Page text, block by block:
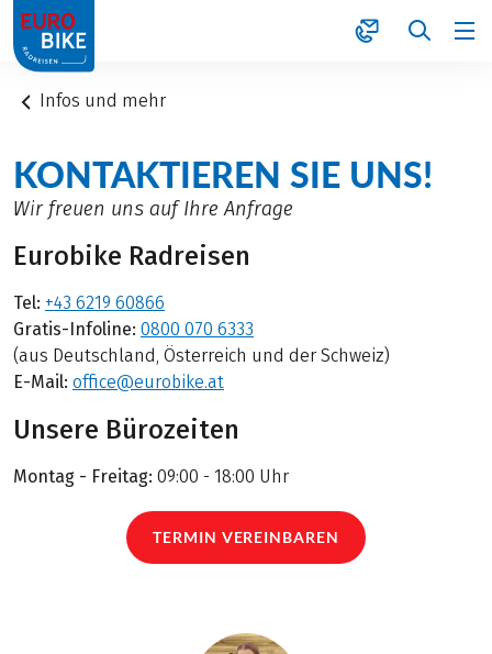
1
Infos und mehr
KONTAKTIEREN SIE UNS!
Wir freuen uns auf Ihre Anfrage
Eurobike Radreisen
Tel: +43 6219 60866
Gratis-Infoline: 0800 070 6333
(aus Deutschland, Österreich und der Schweiz)
E-Mail: office@eurobike.at
Unsere Bürozeiten
Montag - Freitag: 09:00 - 18:00 Uhr
TERMIN VEREINBAREN